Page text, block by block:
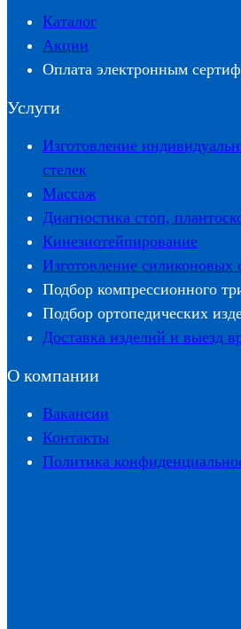
Каталог
Акции
Оплата электронным
Услуги
Изготовление
стелек
Массаж
Диагностика стоп,
Кинезиотейпирование
Изготовление силиконовых
Подбор компрессионного
Подбор ортопедических
Доставка изделий и выезд
О компании
Вакансии
Контакты
Политика